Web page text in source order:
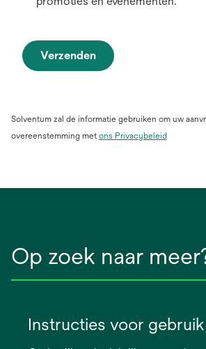
Verzenden
Solventum zal de informatie gebruiken om uw
overeenstemming met ons Privacybeleid
Op zoek naar
Instructies voor gebruik